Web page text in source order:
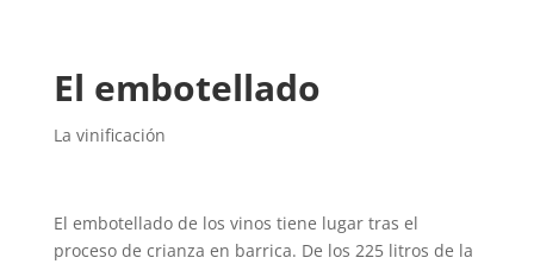
El embotellado
La vinificación
El embotellado de los vinos tiene lugar tras el
proceso de crianza en barrica. De los 225 litros de la